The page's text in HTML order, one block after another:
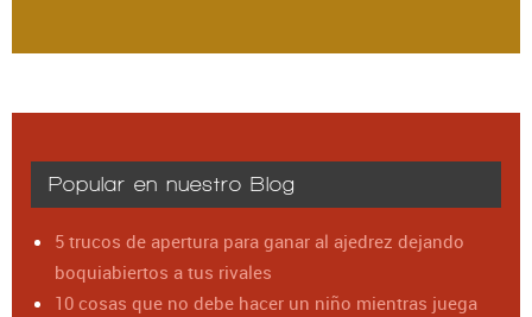
Popular en nuestro Blog
5 trucos de apertura para ganar al ajedrez dejando
boquiabiertos a tus rivales
10 cosas que no debe hacer un niño mientras juega